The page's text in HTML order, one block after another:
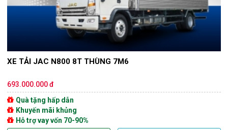
XE TẢI JAC N800 8T THÙNG 7M6
693.000.000 đ
Quà tặng hấp dẫn
Khuyến mãi khủng
Hỗ trợ vay vốn 70-90%